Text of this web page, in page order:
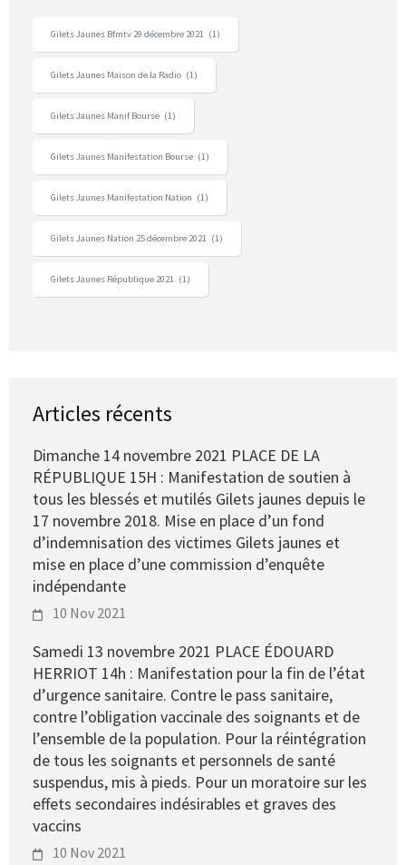
Gilets Jaunes Bfmtv 29 décembre 2021 (1)
Gilets Jaunes Maison de la Radio (1)
Gilets Jaunes Manif Bourse (1)
Gilets Jaunes Manifestation Bourse (1)
Gilets Jaunes Manifestation Nation (1)
Gilets Jaunes Nation 25 décembre 2021 (1)
Gilets Jaunes République 2021 (1)
Articles récents
Dimanche 14 novembre 2021 PLACE DE LA
RÉPUBLIQUE 15H : Manifestation de soutien à
tous les blessés et mutilés Gilets jaunes depuis le
17 novembre 2018. Mise en place d’un fond
d’indemnisation des victimes Gilets jaunes et
mise en place d’une commission d’enquête
indépendante
10 Nov 2021
Samedi 13 novembre 2021 PLACE ÉDOUARD
HERRIOT 14h : Manifestation pour la fin de l’état
d’urgence sanitaire. Contre le pass sanitaire,
contre l’obligation vaccinale des soignants et de
l’ensemble de la population. Pour la réintégration
de tous les soignants et personnels de santé
suspendus, mis à pieds. Pour un moratoire sur les
effets secondaires indésirables et graves des
vaccins
10 Nov 2021